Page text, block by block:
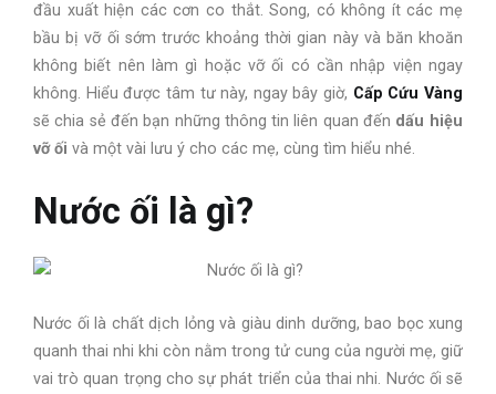
đầu xuất hiện các cơn co thắt. Song, có không ít các mẹ
bầu bị vỡ ối sớm trước khoảng thời gian này và băn khoăn
không biết nên làm gì hoặc vỡ ối có cần nhập viện ngay
không. Hiểu được tâm tư này, ngay bây giờ, Cấp Cứu Vàng
sẽ chia sẻ đến bạn những thông tin liên quan đến dấu hiệu
vỡ ối và một vài lưu ý cho các mẹ, cùng tìm hiểu nhé.
Nước ối là gì?
Nước ối là chất dịch lỏng và giàu dinh dưỡng, bao bọc xung
quanh thai nhi khi còn nằm trong tử cung của người mẹ, giữ
vai trò quan trọng cho sự phát triển của thai nhi. Nước ối sẽ